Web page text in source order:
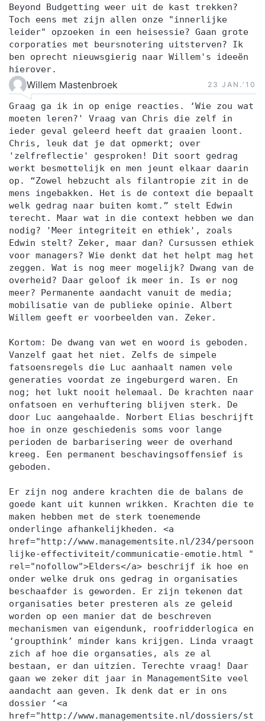
Beyond Budgetting weer uit de kast trekken?
Toch eens met zijn allen onze "innerlijke
leider" opzoeken in een heisessie? Gaan grote
corporaties met beursnotering uitsterven? Ik
ben oprecht nieuwsgierig naar Willem's ideeën
hierover.
Willem Mastenbroek 23 JAN.‘10
Graag ga ik in op enige reacties. ‘Wie zou wat
moeten leren?' Vraag van Chris die zelf in
ieder geval geleerd heeft dat graaien loont.
Chris, leuk dat je dat opmerkt; over
'zelfreflectie' gesproken! Dit soort gedrag
werkt besmettelijk en men jeunt elkaar daarin
op. “Zowel hebzucht als filantropie zit in de
mens ingebakken. Het is de context die bepaalt
welk gedrag naar buiten komt.” stelt Edwin
terecht. Maar wat in die context hebben we dan
nodig? 'Meer integriteit en ethiek', zoals
Edwin stelt? Zeker, maar dan? Cursussen ethiek
voor managers? Wie denkt dat het helpt mag het
zeggen. Wat is nog meer mogelijk? Dwang van de
overheid? Daar geloof ik meer in. Is er nog
meer? Permanente aandacht vanuit de media;
mobilisatie van de publieke opinie. Albert
Willem geeft er voorbeelden van. Zeker.
Kortom: De dwang van wet en woord is geboden.
Vanzelf gaat het niet. Zelfs de simpele
fatsoensregels die Luc aanhaalt namen vele
generaties voordat ze ingeburgerd waren. En
nog; het lukt nooit helemaal. De krachten naar
onfatsoen en verhuftering blijven sterk. De
door Luc aangehaalde. Norbert Elias beschrijft
hoe in onze geschiedenis soms voor lange
perioden de barbarisering weer de overhand
kreeg. Een permanent beschavingsoffensief is
geboden.
Er zijn nog andere krachten die de balans de
goede kant uit kunnen wrikken. Krachten die te
maken hebben met de sterk toenemende
onderlinge afhankelijkheden. <a
href="http://www.managementsite.nl/234/persoon
lijke-effectiviteit/communicatie-emotie.html "
rel="nofollow">Elders</a> beschrijf ik hoe en
onder welke druk ons gedrag in organisaties
beschaafder is geworden. Er zijn tekenen dat
organisaties beter presteren als ze geleid
worden op een manier dat de beschreven
mechanismen van eigendunk, roofridderlogica en
‘groupthink’ minder kans krijgen. Linda vraagt
zich af hoe die organsaties, als ze al
bestaan, er dan uitzien. Terechte vraag! Daar
gaan we zeker dit jaar in ManagementSite veel
aandacht aan geven. Ik denk dat er in ons
dossier ‘<a
href="http://www.managementsite.nl/dossiers/st